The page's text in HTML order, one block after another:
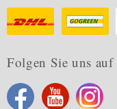
Folgen Sie uns auf